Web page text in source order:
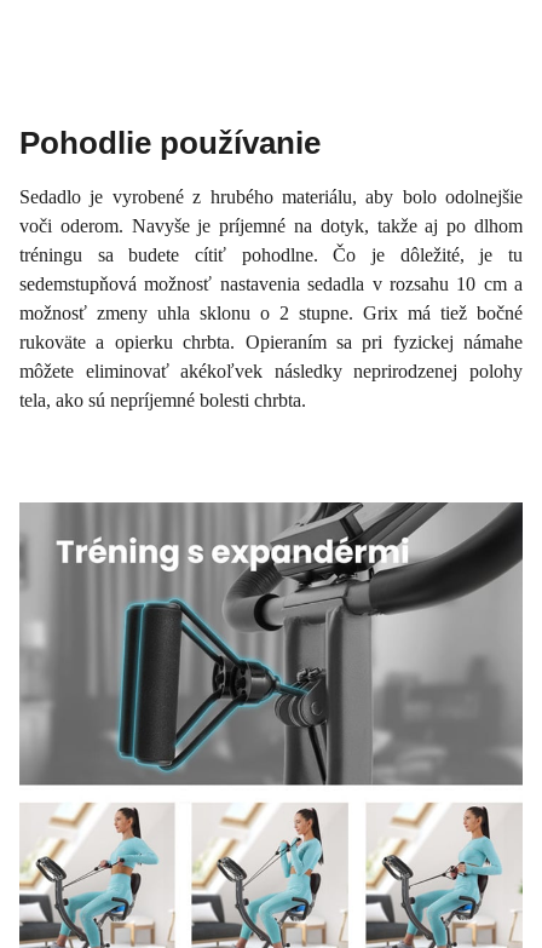
Pohodlie používanie
Sedadlo je vyrobené z hrubého materiálu, aby bolo odolnejšie
voči oderom. Navyše je príjemné na dotyk, takže aj po dlhom
tréningu sa budete cítiť pohodlne. Čo je dôležité, je tu
sedemstupňová možnosť nastavenia sedadla v rozsahu 10 cm a
možnosť zmeny uhla sklonu o 2 stupne. Grix má tiež bočné
rukoväte a opierku chrbta. Opieraním sa pri fyzickej námahe
môžete eliminovať akékoľvek následky neprirodzenej polohy
tela, ako sú nepríjemné bolesti chrbta.